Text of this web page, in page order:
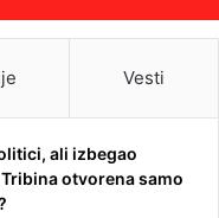
Vesti
ali izbegao
otvorena samo